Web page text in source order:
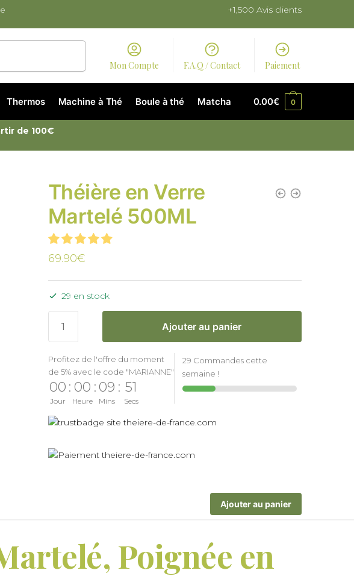
+1,500 Avis clients
Mon Compte F.A.Q / Contact Paiement
Thermos Machine à Thé Boule à thé Matcha 0.00€ 0
de 100€
Théière en Verre
Martelé 500ML
69.90€
29 en stock
Ajouter au panier
Profitez de l'offre du moment
de 5% avec le code "MARIANNE"
00
Jour
: 00
Heure
: 09
Mins
: 51
Secs
29 Commandes cette
semaine !
Ajouter au panier
Poignée en